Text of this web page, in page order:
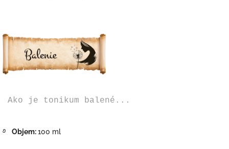
Ako je tonikum balené...
࿔ Objem:100 ml